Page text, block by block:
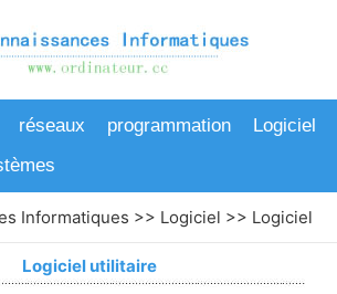
réseaux programmation
Logiciel
Informatiques >> Logiciel >> Logiciel
Logiciel utilitaire